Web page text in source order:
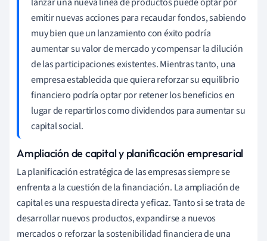
emitir nuevas acciones para recaudar fondos, sabiendo
muy bien que un lanzamiento con éxito podría
aumentar su valor de mercado y compensar la dilución
de las participaciones existentes. Mientras tanto, una
empresa establecida que quiera reforzar su equilibrio
financiero podría optar por retener los beneficios en
lugar de repartirlos como dividendos para aumentar su
capital social.
Ampliación de capital y planificación empresarial
La planificación estratégica de las empresas siempre se
enfrenta a la cuestión de la financiación. La ampliación de
capital es una respuesta directa y eficaz. Tanto si se trata de
desarrollar nuevos productos, expandirse a nuevos
mercados o reforzar la sostenibilidad financiera de una